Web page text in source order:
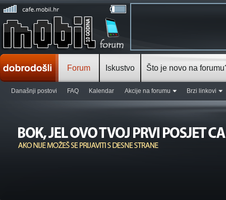
Forum
Današnji postovi FAQ Kalendar Akcije na forumu Brzi linkovi
Iskustvo Što je novo na